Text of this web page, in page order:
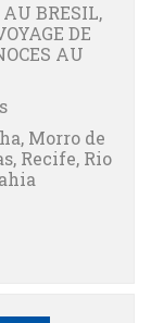
BRESIL,
DE
AU
Morro de
Recife, Rio